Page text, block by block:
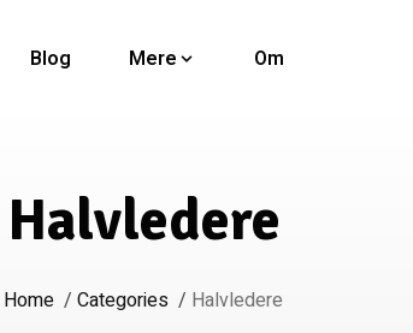
Blog Mere Om
Halvledere
Home / Categories / Halvledere